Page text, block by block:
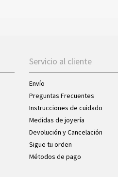
Servicio al cliente
Envío
Preguntas Frecuentes
Instrucciones de cuidado
Medidas de joyería
Devolución y Cancelación
Sigue tu orden
Métodos de pago